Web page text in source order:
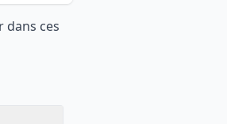
dans ces